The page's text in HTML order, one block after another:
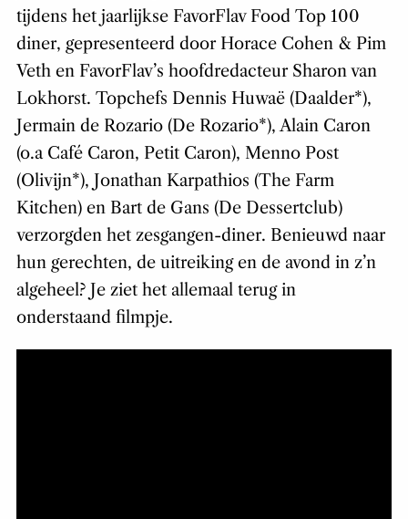
tijdens het jaarlijkse FavorFlav Food Top 100
diner, gepresenteerd door Horace Cohen & Pim
Veth en FavorFlav’s hoofdredacteur Sharon van
Lokhorst. Topchefs Dennis Huwaë (Daalder*),
Jermain de Rozario (De Rozario*), Alain Caron
(o.a Café Caron, Petit Caron), Menno Post
(Olivijn*), Jonathan Karpathios (The Farm
Kitchen) en Bart de Gans (De Dessertclub)
verzorgden het zesgangen-diner. Benieuwd naar
hun gerechten, de uitreiking en de avond in z’n
algeheel? Je ziet het allemaal terug in
onderstaand filmpje.